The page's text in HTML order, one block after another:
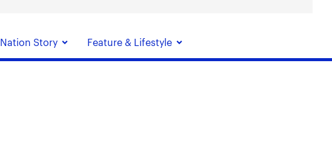
Nation Story Feature & Lifestyle